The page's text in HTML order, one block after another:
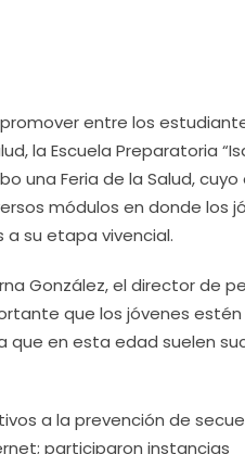
entre los
la Escuela Preparatoria
una Feria de la Salud,
módulos en donde los
su etapa vivencial.
González, el director de
que los jóvenes
que en esta edad suelen
a la prevención de
participaron instancias